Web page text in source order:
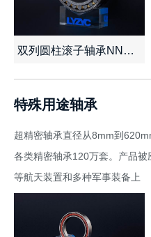
双列圆柱滚子轴承NN系列
查看详情 了解报价
特殊用途轴承
超精密轴承直径从8mm到
各类精密轴承120万套。产品
等航天装置和多种军事装备上